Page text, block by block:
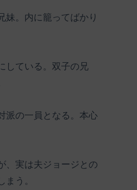
妹。内に籠ってばかり
している。双子の兄
派の一員となる。本心
、実は夫ジョージとの
う。